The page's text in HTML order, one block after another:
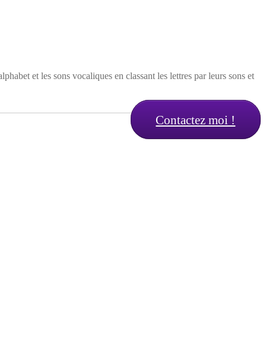
et les sons vocaliques en classant les lettres par leurs sons et
Contactez moi !